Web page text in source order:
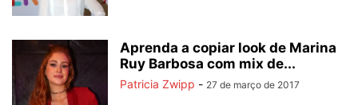
Aprenda a copiar look de Marina
Ruy Barbosa com mix de...
Patricia Zwipp - 27 de março de 2017